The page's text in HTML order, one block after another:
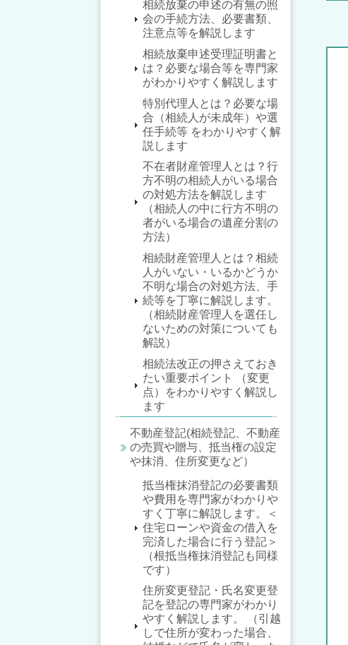
相続放棄の申述の有無の照
会の手続方法、必要書類、
注意点等を解説します
相続放棄申述受理証明書と
は？必要な場合等を専門家
がわかりやすく解説します
特別代理人とは？必要な場
合（相続人が未成年）や選
任手続等 をわかりやすく解
説します
不在者財産管理人とは？行
方不明の相続人がいる場合
の対処方法を解説します
（相続人の中に行方不明の
者がいる場合の遺産分割の
方法）
相続財産管理人とは？相続
人がいない・いるかどうか
不明な場合の対処方法、手
続等を丁寧に解説します。
（相続財産管理人を選任し
ないための対策についても
解説）
相続法改正の押さえておき
たい重要ポイント （変更
点）をわかりやすく解説し
ます
不動産登記(相続登記、不動産
の売買や贈与、抵当権の設定
や抹消、住所変更など）
抵当権抹消登記の必要書類
や費用を専門家がわかりや
すく丁寧に解説します。＜
住宅ローンや資金の借入を
完済した場合に行う登記＞
（根抵当権抹消登記も同様
です）
住所変更登記・氏名変更登
記を登記の専門家がわかり
やすく解説します。 （引越
しで住所が変わった場合、